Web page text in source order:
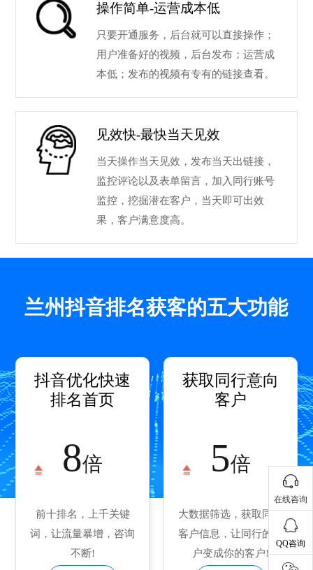
操作简单-运营成本低
只要开通服务，后台就可以直接操作；
用户准备好的视频，后台发布；运营成
本低；发布的视频有专有的链接查看。
见效快-最快当天见效
当天操作当天见效，发布当天出链接，
监控评论以及表单留言，加入同行账号
监控，挖掘潜在客户，当天即可出效
果，客户满意度高。
兰州抖音排名获客的五大功能
抖音优化快速
排名首页
8倍
前十排名，上千关键
词，让流量暴增，咨询
不断!
获取同行意向
客户
5倍
大数据筛选，获取同行
客户信息，让同行的客
户变成你的客户!
在线咨询
QQ咨询